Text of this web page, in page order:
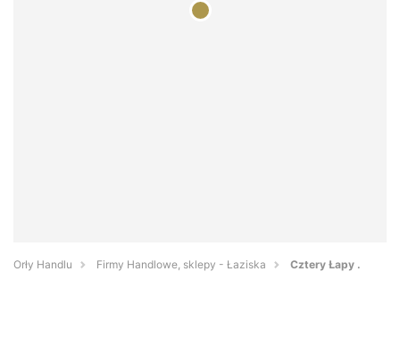
Orły Handlu Firmy Handlowe, sklepy - Łaziska Cztery Łapy .